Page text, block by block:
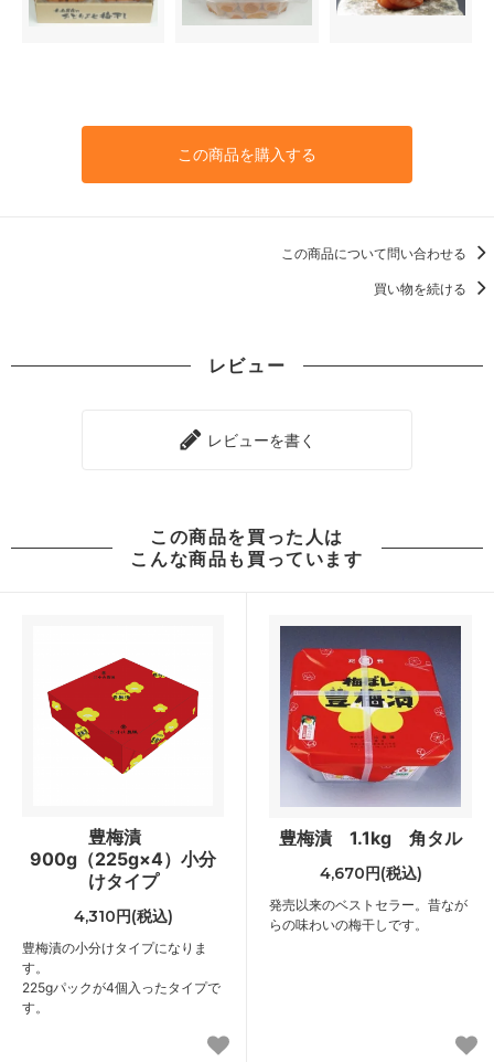
この商品を購入する
この商品について問い合わせる
買い物を続ける
レビュー
レビューを書く
この商品を買った人は
こんな商品も買っています
豊梅漬
900g（225g×4）小分
けタイプ
4,310円(税込)
豊梅漬の小分けタイプになりま
す。
225gパックが4個入ったタイプで
す。
豊梅漬 1.1kg 角タル
4,670円(税込)
発売以来のベストセラー。昔なが
らの味わいの梅干しです。